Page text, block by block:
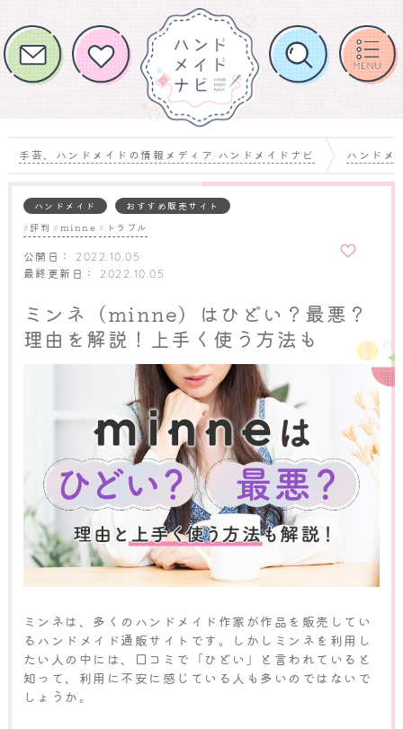
手芸、ハンドメイドの情報メディア ハンドメイドナビ ハンドメ
ハンドメイド おすすめ販売サイト
評判 minne トラブル
公開日： 2022.10.05
最終更新日： 2022.10.05
入りに
ミンネ（minne）はひどい？最悪？
理由を解説！上手く使う方法も
ミンネは、多くのハンドメイド作家が作品を販売してい
るハンドメイド通販サイトです。しかしミンネを利用し
たい人の中には、口コミで「ひどい」と言われていると
知って、利用に不安に感じている人も多いのではないで
しょうか。